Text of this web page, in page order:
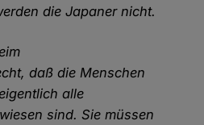
die Japaner nicht.
daß die Menschen
alle
sind. Sie müssen